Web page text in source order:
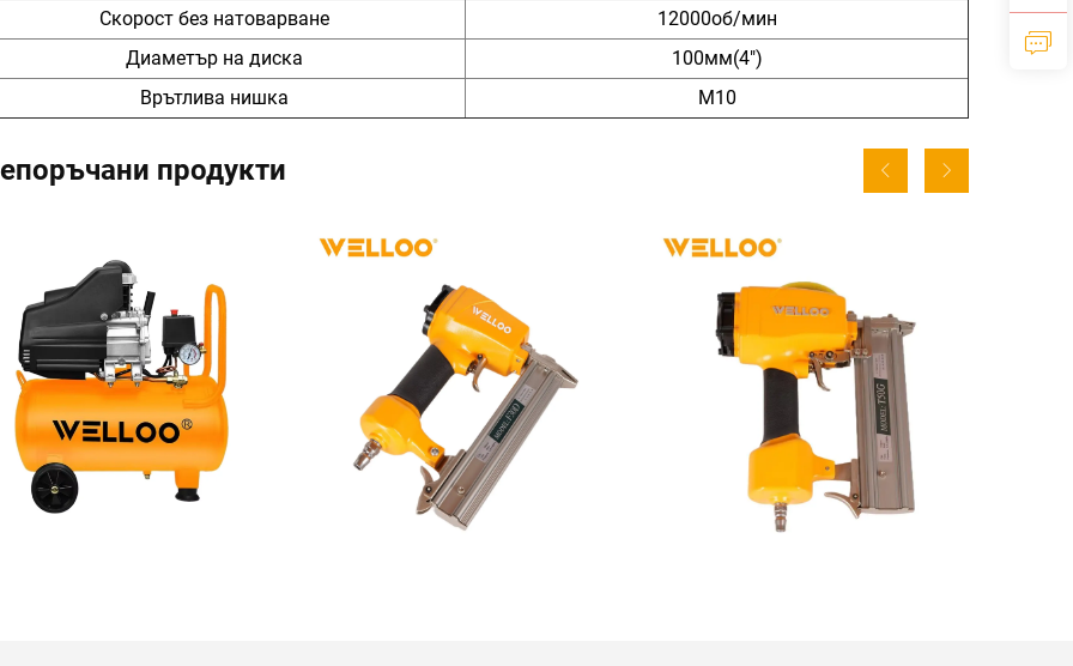
Скорост без натоварване
12000об/мин
Диаметър на диска
100мм(4")
Врътлива нишка
М10
продукти